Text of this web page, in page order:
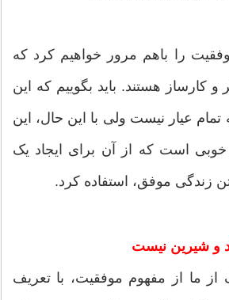
را باهم مرور خواهیم کرد که
کارساز هستند. باید بگوییم که این
عیار نیست ولی با این حال، این
است که از آن برای ایجاد یک
زندگی موفق، استفاده کرد.
و شیرین نیست
ما از مفهوم موفقیت، با تعریف